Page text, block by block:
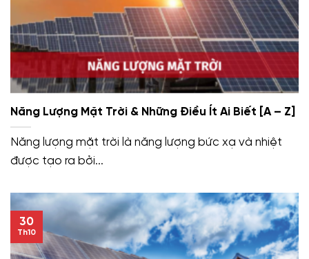
Năng Lượng Mặt Trời & Những Điều Ít Ai Biết [A – Z]
Năng lượng mặt trời là năng lượng bức xạ và nhiệt
được tạo ra bởi...
30
Th10